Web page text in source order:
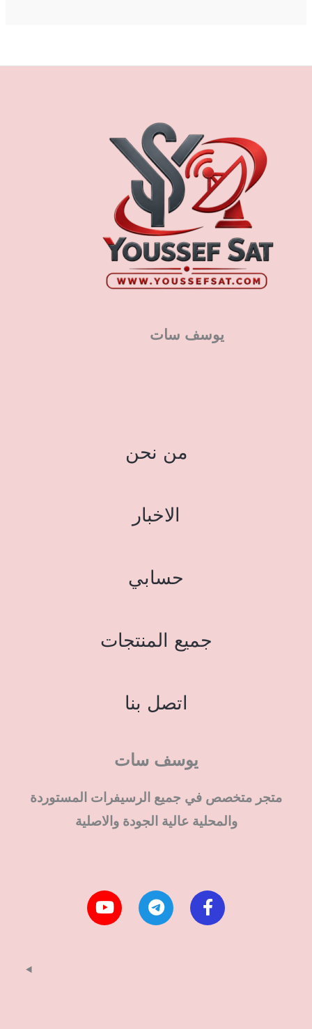
يوسف سات
من نحن
الاخبار
حسابي
جميع المنتجات
اتصل بنا
يوسف سات
متجر متخصص في جميع الرسيفرات المستوردة
والمحلية عالية الجودة والاصلية